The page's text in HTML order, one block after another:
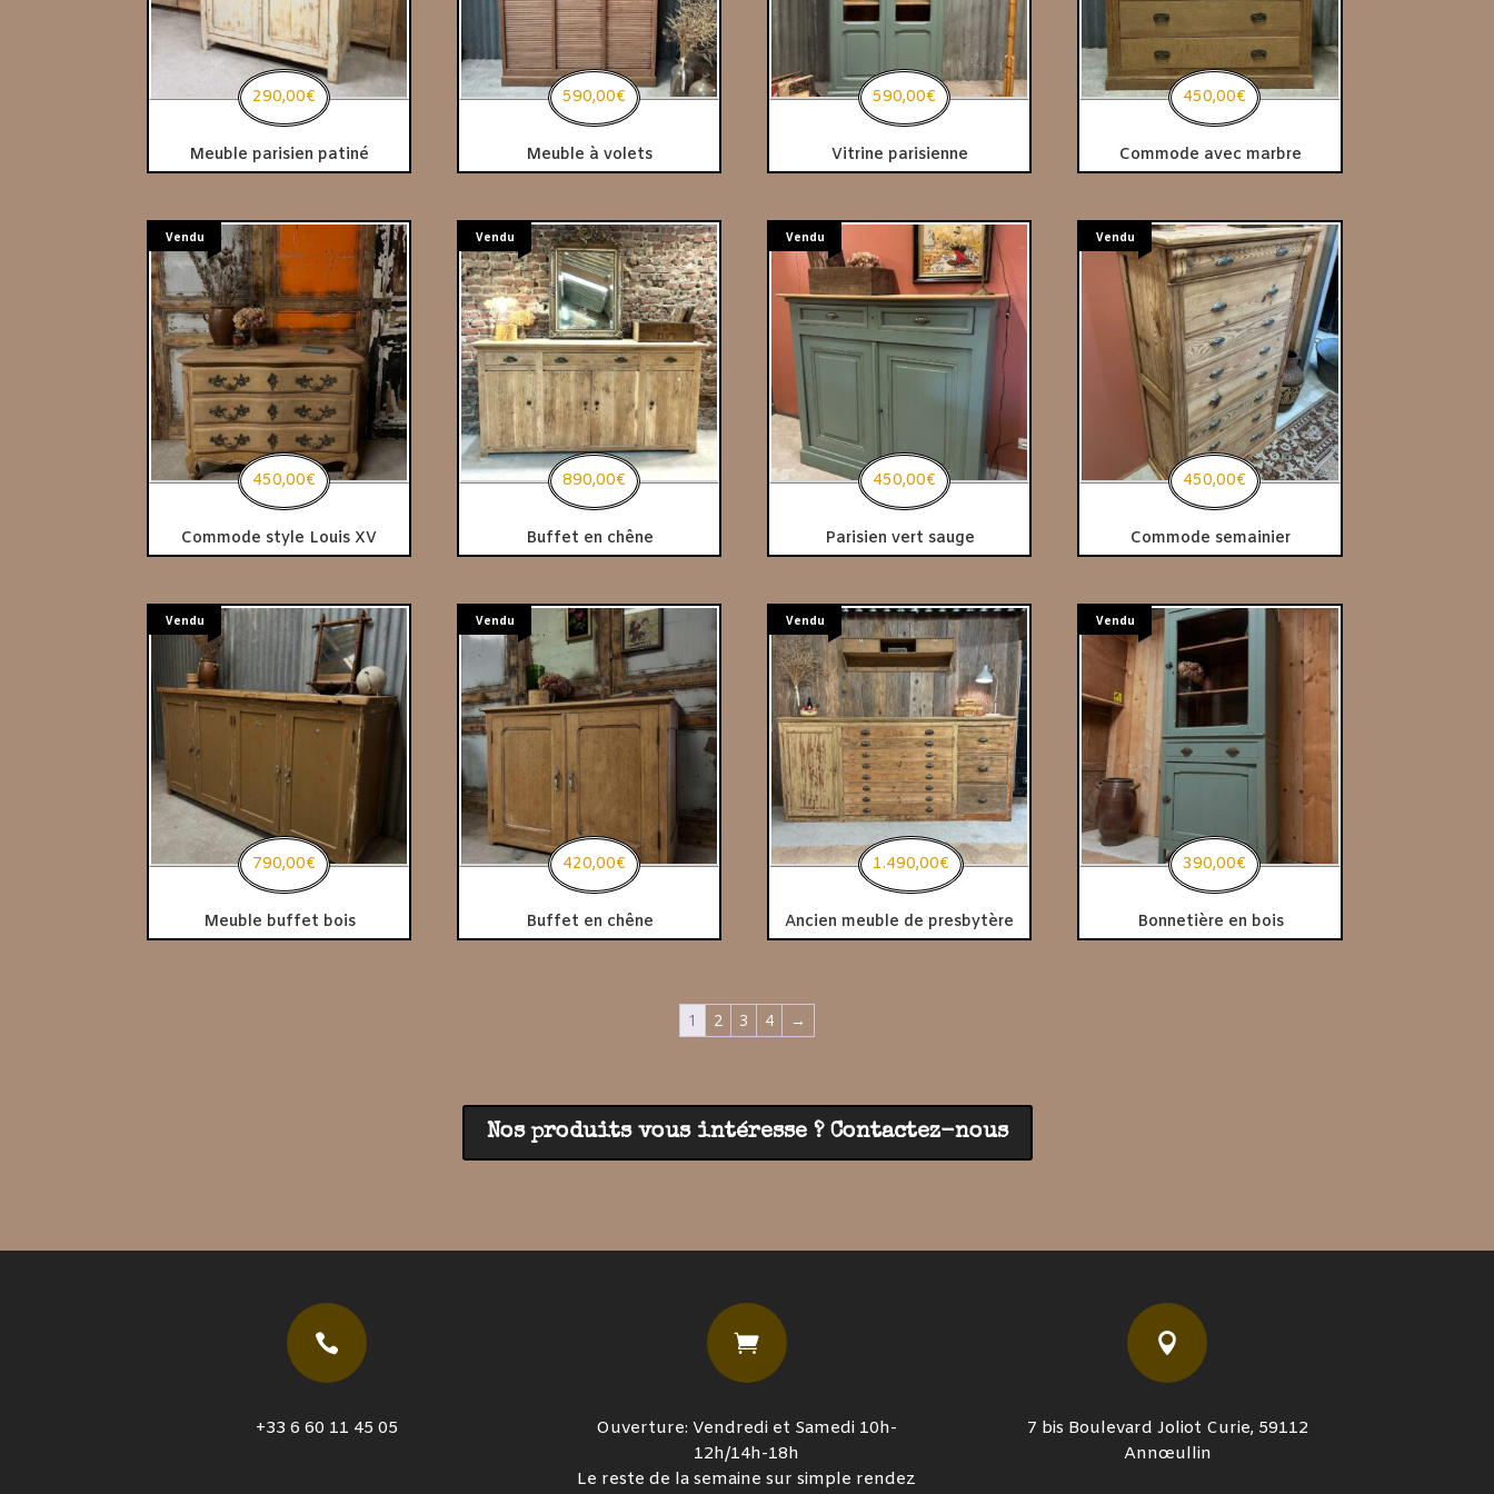
Meuble parisien patiné
290,00€
Meuble à volets
590,00€
Vitrine parisienne
590,00€
Commode avec marbre
450,00€
Vendu
Commode style Louis XV
450,00€
Vendu
Buffet en chêne
890,00€
Vendu
Parisien vert sauge
450,00€
Vendu
Commode semainier
450,00€
Vendu
Meuble buffet bois
790,00€
Vendu
Buffet en chêne
420,00€
Vendu
Ancien meuble de presbytère
1.490,00€
Vendu
Bonnetière en bois
390,00€
1 2 3 4 →
Nos produits vous intéresse ? Contactez-nous

+33 6 60 11 45 05

Ouverture: Vendredi et Samedi 10h-
12h/14h-18h
Le reste de la semaine sur simple rendez

7 bis Boulevard Joliot Curie, 59112
Annœullin